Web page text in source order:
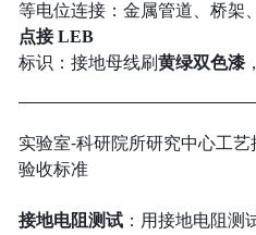
等电位连接：金属管道、桥架
点接 LEB
标识：接地母线刷黄绿双色漆
实验室-科研院所研究中心工
验收标准
接地电阻测试：用接地电阻测